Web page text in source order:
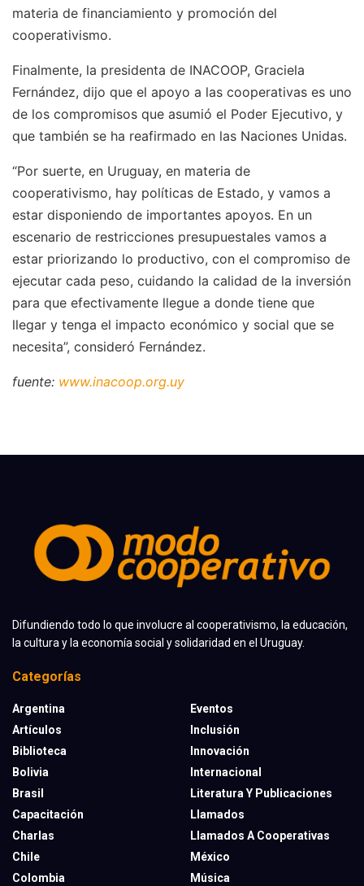
materia de financiamiento y promoción del
cooperativismo.
Finalmente, la presidenta de INACOOP, Graciela
Fernández, dijo que el apoyo a las cooperativas es uno
de los compromisos que asumió el Poder Ejecutivo, y
que también se ha reafirmado en las Naciones Unidas.
“Por suerte, en Uruguay, en materia de
cooperativismo, hay políticas de Estado, y vamos a
estar disponiendo de importantes apoyos. En un
escenario de restricciones presupuestales vamos a
estar priorizando lo productivo, con el compromiso de
ejecutar cada peso, cuidando la calidad de la inversión
para que efectivamente llegue a donde tiene que
llegar y tenga el impacto económico y social que se
necesita”, consideró Fernández.
fuente: www.inacoop.org.uy
Difundiendo todo lo que involucre al cooperativismo, la educación,
la cultura y la economía social y solidaridad en el Uruguay.
Categorías
Argentina
Artículos
Biblioteca
Bolivia
Brasil
Capacitación
Charlas
Chile
Colombia
Eventos
Inclusión
Innovación
Internacional
Literatura Y Publicaciones
Llamados
Llamados A Cooperativas
México
Música